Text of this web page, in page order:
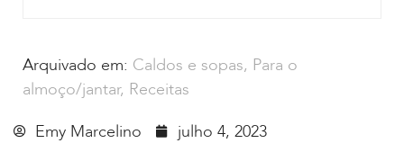
Arquivado em: Caldos e sopas, Para o
almoço/jantar, Receitas
Emy Marcelino
julho 4, 2023